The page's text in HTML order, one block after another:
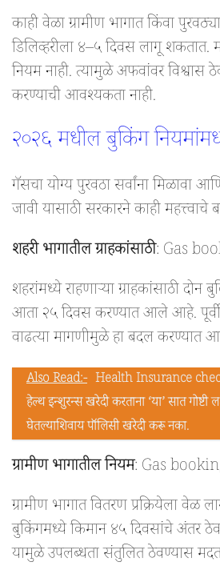
काही वेळा ग्रामीण भागात किंवा
डिलिव्हरीला ४–५ दिवस लागू शकतात.
नियम नाही. त्यामुळे अफवांवर विश्वास
करण्याची आवश्यकता नाही.
२०२६ मधील बुकिंग
गॅसचा योग्य पुरवठा सर्वांना मिळावा
जावी यासाठी सरकारने काही
शहरी भागातील ग्राहकांसाठी: Gas
शहरांमध्ये राहणाऱ्या ग्राहकांसाठी
आता २५ दिवस करण्यात आले आहे. पूर्वी
वाढत्या मागणीमुळे हा बदल करण्यात
Also Read:- Health Insurance
हेल्थ इन्शुरन्स खरेदी करताना ‘या’ सात गोष्टी
घेतल्याशिवाय पॉलिसी खरेदी करू नका.
ग्रामीण भागातील नियम: Gas
ग्रामीण भागात वितरण प्रक्रियेला वेळ
बुकिंगमध्ये किमान ४५ दिवसांचे
यामुळे उपलब्धता संतुलित ठेवण्यास